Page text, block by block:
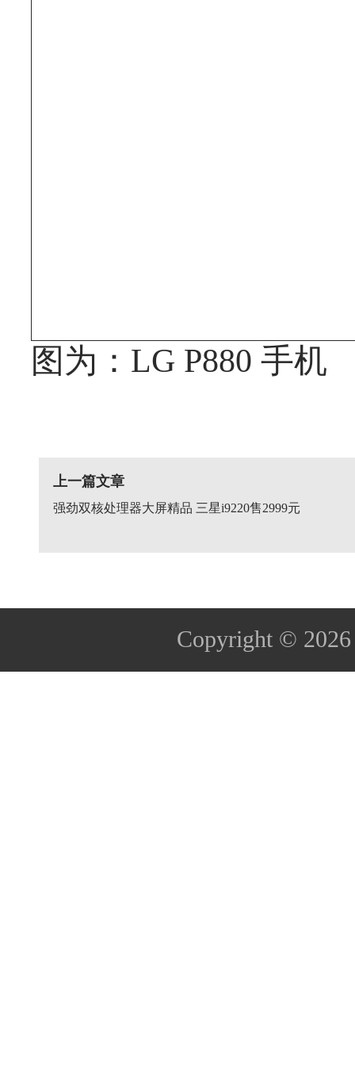
图为：LG P880 手机
上一篇文章
强劲双核处理器大屏精品 三星i9220售2999元
Copyright ©